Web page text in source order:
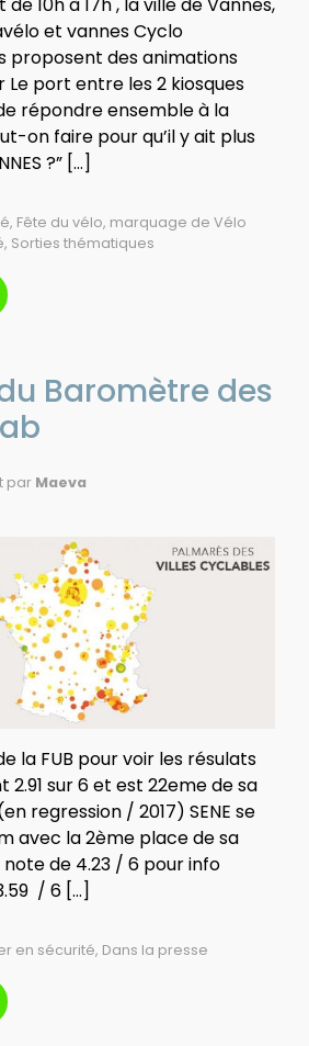
et vannes Cyclo
proposent des animations
Le port entre les 2 kiosques
répondre ensemble à la
on faire pour qu’il y ait plus
?” […]
, Fête du vélo, marquage de Vélo
, Sorties thématiques
Baromètre des
par Maeva
la FUB pour voir les résulats
2.91 sur 6 et est 22eme de sa
regression / 2017) SENE se
avec la 2ème place de sa
de 4.23 / 6 pour info
/ 6 […]
en sécurité, Dans la presse